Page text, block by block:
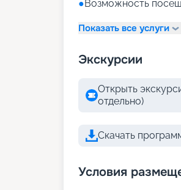
●Возможность
Показать все услуги
Экскурсии
Открыть
отдельно)
Скачать
Условия